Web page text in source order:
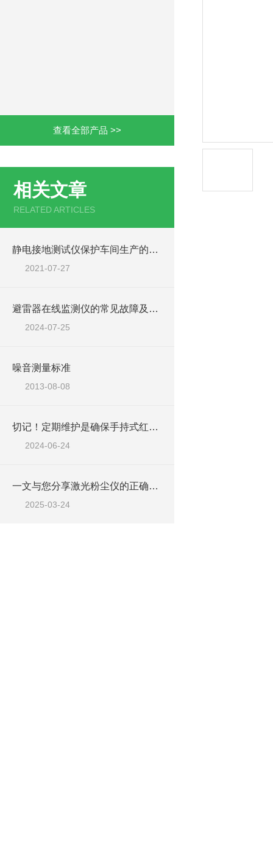
查看全部产品 >>
相关文章
RELATED ARTICLES
静电接地测试仪保护车间生产的安全
2021-07-27
避雷器在线监测仪的常见故障及相应解决方法分享
2024-07-25
噪音测量标准
2013-08-08
切记！定期维护是确保手持式红外测温仪准确性的关键
2024-06-24
一文与您分享激光粉尘仪的正确使用步骤
2025-03-24